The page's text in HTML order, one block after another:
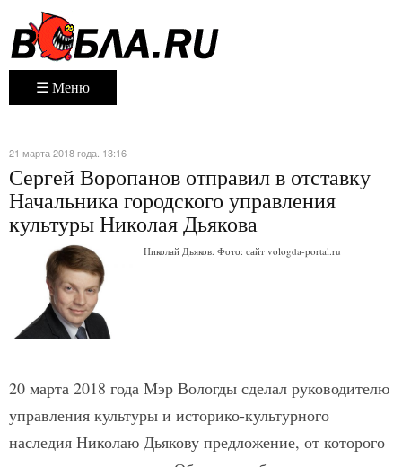
☰ Меню
21 марта 2018 года. 13:16
Сергей Воропанов отправил в отставку
Начальника городского управления
культуры Николая Дьякова
Николай Дьяков. Фото: сайт vologda-portal.ru
20 марта 2018 года Мэр Вологды сделал руководителю
управления культуры и историко-культурного
наследия Николаю Дьякову предложение, от которого